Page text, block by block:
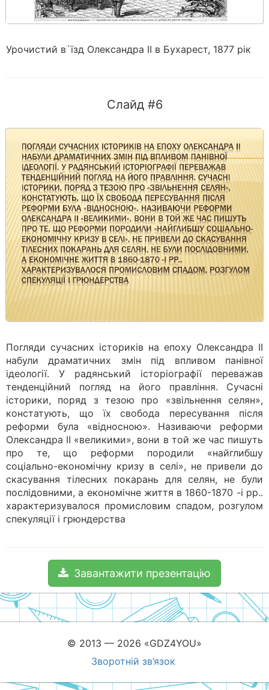
Урочистий в`їзд Олександра II в Бухарест, 1877 рік
Слайд #6
Погляди сучасних істориків на епоху Олександра II
набули драматичних змін під впливом панівної
ідеології. У радянський історіографії переважав
тенденційний погляд на його правління. Сучасні
історики, поряд з тезою про «звільнення селян»,
констатують, що їх свобода пересування після
реформи була «відносною». Називаючи реформи
Олександра II «великими», вони в той же час пишуть
про те, що реформи породили «найглибшу
соціально-економічну кризу в селі», не привели до
скасування тілесних покарань для селян, не були
послідовними, а економічне життя в 1860-1870 -і рр..
характеризувалося промисловим спадом, розгулом
спекуляції і грюндерства
Завантажити презентацію
© 2013 — 2026 «GDZ4YOU»
Зворотній зв’язок